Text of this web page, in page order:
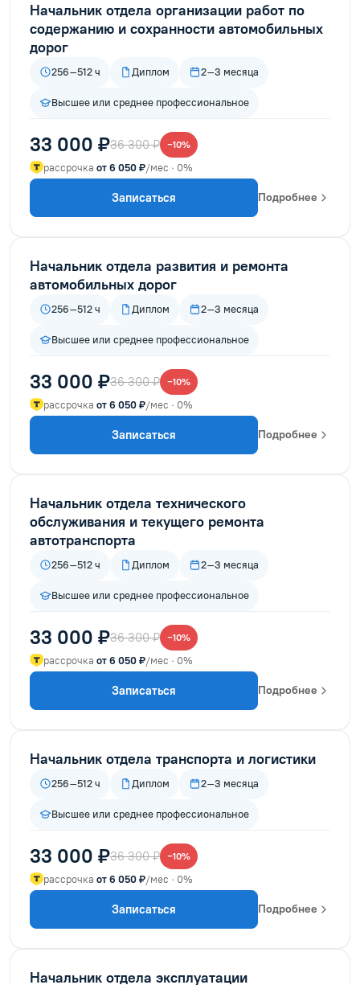
Начальник отдела организации работ по
содержанию и сохранности автомобильных
дорог
256–512 ч Диплом 2–3 месяца
Высшее или среднее профессиональное
33 000 ₽36 300 ₽ −10%
рассрочка от 6 050 ₽/мес · 0%
Записаться Подробнее
Начальник отдела развития и ремонта
автомобильных дорог
256–512 ч Диплом 2–3 месяца
Высшее или среднее профессиональное
33 000 ₽36 300 ₽ −10%
рассрочка от 6 050 ₽/мес · 0%
Записаться Подробнее
Начальник отдела технического
обслуживания и текущего ремонта
автотранспорта
256–512 ч Диплом 2–3 месяца
Высшее или среднее профессиональное
33 000 ₽36 300 ₽ −10%
рассрочка от 6 050 ₽/мес · 0%
Записаться Подробнее
Начальник отдела транспорта и логистики
256–512 ч Диплом 2–3 месяца
Высшее или среднее профессиональное
33 000 ₽36 300 ₽ −10%
рассрочка от 6 050 ₽/мес · 0%
Записаться Подробнее
Начальник отдела эксплуатации